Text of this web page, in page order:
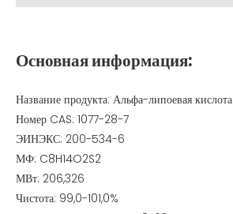
Основная информация:
Название продукта: Альфа-липоевая кислота
Номер CAS: 1077-28-7
ЭИНЭКС: 200-534-6
МФ: C8H14O2S2
МВт: 206,326
Чистота: 99,0-101,0%